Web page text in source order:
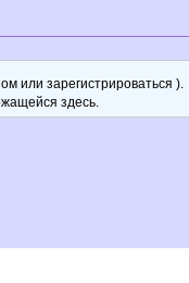
или зарегистрироваться ).
здесь.